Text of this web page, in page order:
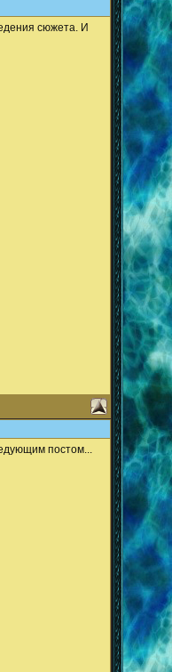
сюжета. И
постом...